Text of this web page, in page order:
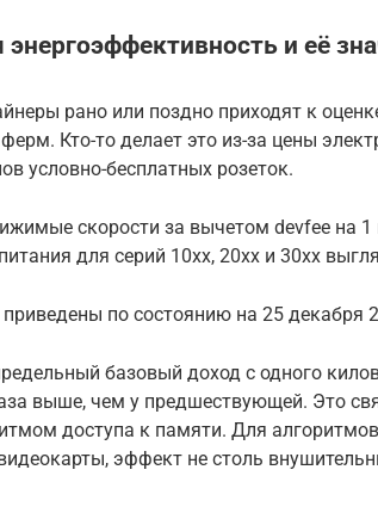
и её
рано или поздно приходят к
Кто-то делает это из-за цены
условно-бесплатных розеток.
скорости за вычетом devfee на
для серий 10хх, 20хх и 30хх
по состоянию на 25 декабря
базовый доход с одного
выше, чем у предшествующей. Это
доступа к памяти. Для
эффект не столь